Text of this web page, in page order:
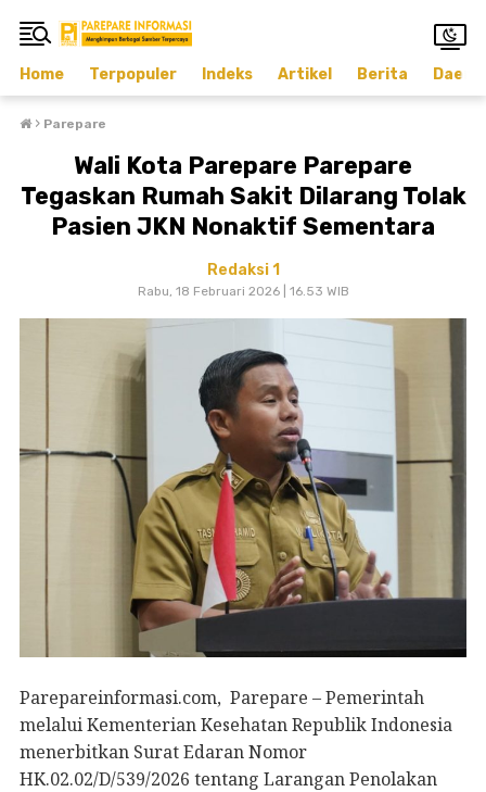
Home Terpopuler Indeks Artikel Berita
› Parepare
Wali Kota Parepare Parepare
Tegaskan Rumah Sakit Dilarang Tolak
Pasien JKN Nonaktif Sementara
Redaksi 1
Rabu, 18 Februari 2026 | 16.53 WIB
Parepareinformasi.com, Parepare – Pemerintah
melalui Kementerian Kesehatan Republik Indonesia
menerbitkan Surat Edaran Nomor
HK.02.02/D/539/2026 tentang Larangan Penolakan